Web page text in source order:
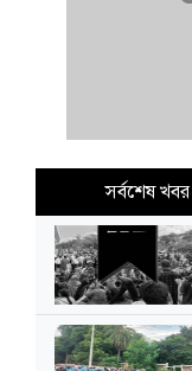
সর্বশেষ খবর